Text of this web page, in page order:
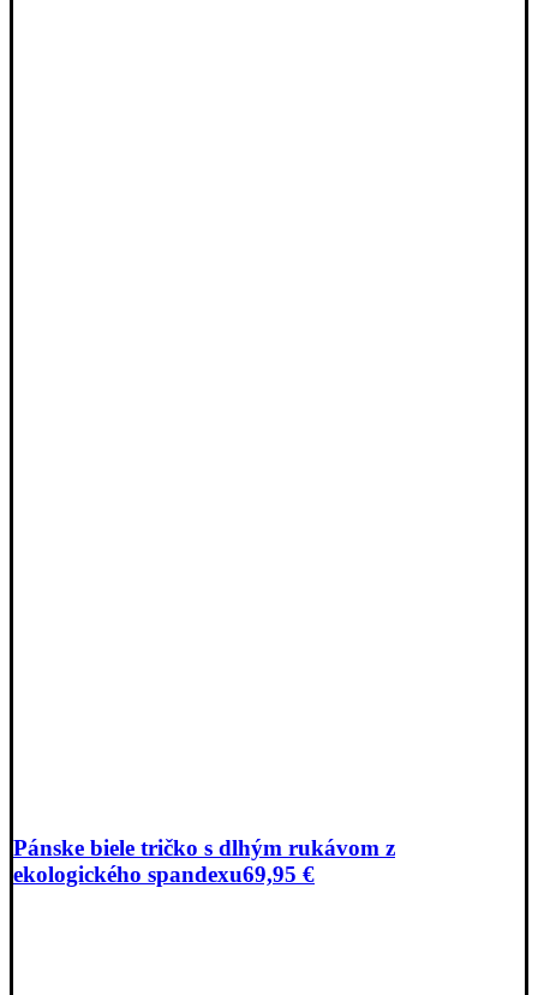
Pánske biele tričko s dlhým rukávom z
ekologického spandexu69,95 €